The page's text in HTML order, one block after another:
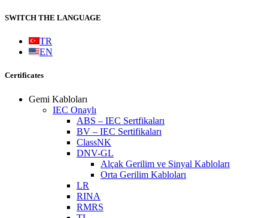
SWITCH THE LANGUAGE
TR
EN
Certificates
Gemi Kabloları
IEC Onaylı
ABS – IEC Sertfikaları
BV – IEC Sertifikaları
ClassNK
DNV-GL
Alçak Gerilim ve Sinyal Kabloları
Orta Gerilim Kabloları
LR
RINA
RMRS